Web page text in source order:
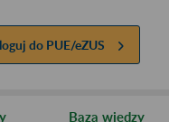
do PUE/eZUS
Baza wiedzy